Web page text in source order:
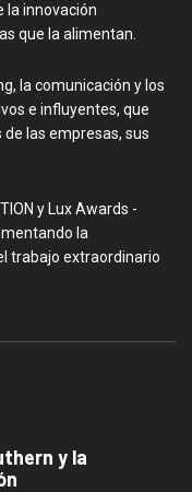
la innovación
que la alimentan.
la comunicación y los
e influyentes, que
las empresas, sus
y Lux Awards -
la
trabajo extraordinario
y la